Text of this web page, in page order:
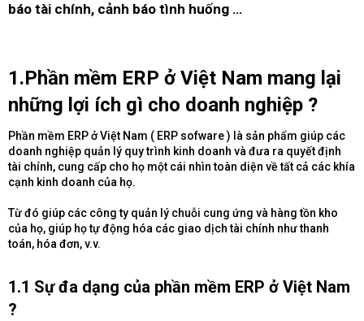
báo tài chính, cảnh báo tình huống …​
1.Phần mềm ERP ở Việt Nam mang lại
những lợi ích gì cho doanh nghiệp ?​
Phần mềm ERP ở Việt Nam ( ERP sofware ) là sản phẩm giúp các
doanh nghiệp quản lý quy trình kinh doanh và đưa ra quyết định
tài chính, cung cấp cho họ một cái nhìn toàn diện về tất cả các khía
cạnh kinh doanh của họ.
Từ đó giúp các công ty quản lý chuỗi cung ứng và hàng tồn kho
của họ, giúp họ tự động hóa các giao dịch tài chính như thanh
toán, hóa đơn, v.v.
1.1 Sự đa dạng của phần mềm ERP ở Việt Nam
?​